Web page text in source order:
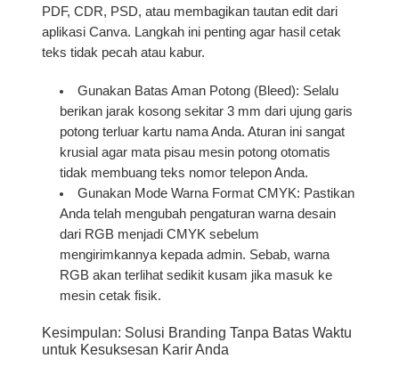
PDF, CDR, PSD, atau membagikan tautan edit dari
aplikasi Canva. Langkah ini penting agar hasil cetak
teks tidak pecah atau kabur.
Gunakan Batas Aman Potong (Bleed): Selalu
berikan jarak kosong sekitar 3 mm dari ujung garis
potong terluar kartu nama Anda. Aturan ini sangat
krusial agar mata pisau mesin potong otomatis
tidak membuang teks nomor telepon Anda.
Gunakan Mode Warna Format CMYK: Pastikan
Anda telah mengubah pengaturan warna desain
dari RGB menjadi CMYK sebelum
mengirimkannya kepada admin. Sebab, warna
RGB akan terlihat sedikit kusam jika masuk ke
mesin cetak fisik.
Kesimpulan: Solusi Branding Tanpa Batas Waktu
untuk Kesuksesan Karir Anda